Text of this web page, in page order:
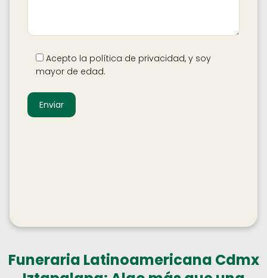
Acepto la política de privacidad, y soy
mayor de edad.
Funeraria Latinoamericana Cdmx